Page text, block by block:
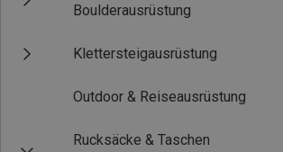
Boulderausrüstung
Klettersteigausrüstung
Outdoor & Reiseausrüstung
Rucksäcke & Taschen